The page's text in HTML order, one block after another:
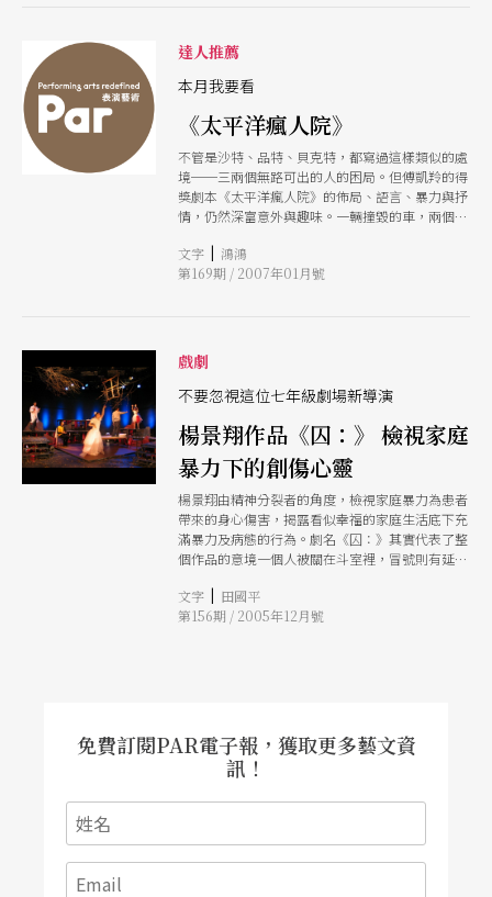
調，呈現死亡的命題。目前就讀北藝大研究所的導
演楊景翔認為，該劇以喜鬧的形式推進故事，卻又
將劇中人物的抒情幻想插入獨白，時時截斷喜劇的
是如何在寫實場景中揉合獨白與對話，同時讓觀眾
在。」（廖俊逞）
達人推薦
本月我要看
《太平洋瘋人院》
不管是沙特、品特、貝克特，都寫過這樣類似的處
境──三兩個無路可出的人的困局。但傅凱羚的得
獎劇本《太平洋瘋人院》的佈局、語言、暴力與抒
情，仍然深富意外與趣味。一輛撞毀的車，兩個被
感的感人情境。 參與者雖年輕，但都已有充分實
力，值得期待。導演楊景翔，不久前以《囚》證明
團」，近兩年儼然成了不按牌理出牌的實驗溫床。
常常最美妙的體驗，就在最簡單的情況下發生。
《太平洋瘋人院》彷彿離這種感覺近在咫尺。 文
文字 | 鴻鴻
第169期 / 2007年01月號
戲劇
不要忽視這位七年級劇場新導演
楊景翔作品《囚：》 檢視家庭
暴力下的創傷心靈
楊景翔由精神分裂者的角度，檢視家庭暴力為患者
帶來的身心傷害，揭露看似幸福的家庭生活底下充
滿暴力及病態的行為。劇名《囚：》其實代表了整
個作品的意境一個人被關在斗室裡，冒號則有延伸
文字 | 田國平
第156期 / 2005年12月號
免費訂閱PAR電子報，獲取更多藝文資
訊！